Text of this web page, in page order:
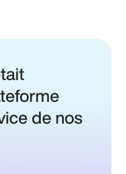
de nos